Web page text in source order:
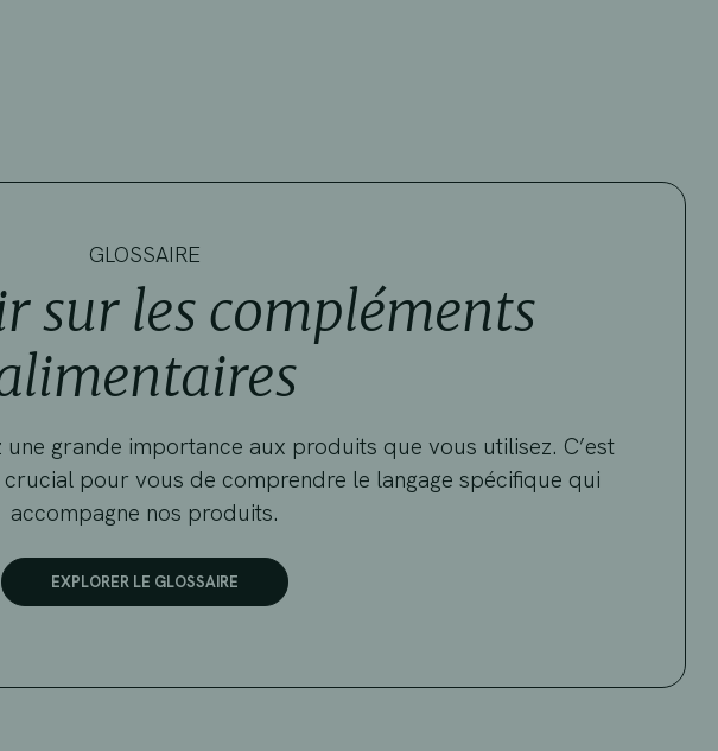
GLOSSAIRE
sur les compléments
grande importance aux produits que vous utilisez. C’est
pour vous de comprendre le langage spécifique qui
accompagne nos produits.
EXPLORER LE GLOSSAIRE